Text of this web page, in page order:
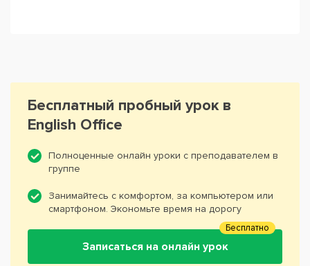
Бесплатный пробный урок в
English Office
Полноценные онлайн уроки с преподавателем в
группе
Занимайтесь с комфортом, за компьютером или
смартфоном. Экономьте время на дорогу
Записаться на онлайн урок
Бесплатно